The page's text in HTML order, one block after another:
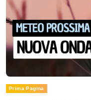
Prima Pagina